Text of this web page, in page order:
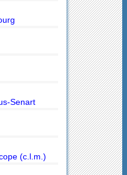
Senart
(c.l.m.)